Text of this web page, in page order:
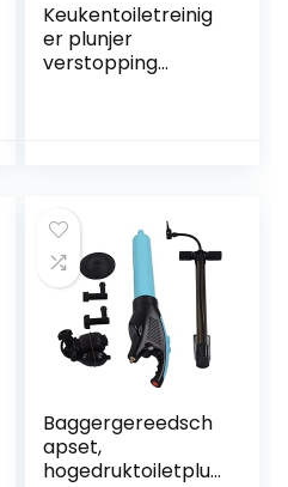
Keukentoiletreinig
er plunjer
verstopping
Baggergereedsch
apset,
hogedruktoiletplun